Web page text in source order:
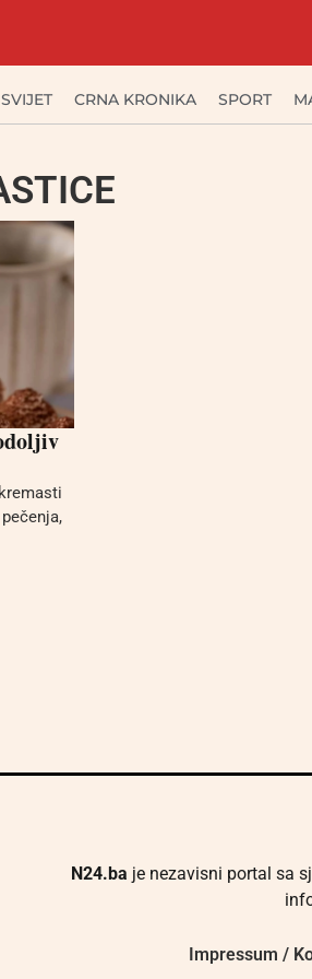
SVIJET CRNA KRONIKA SPORT
N24.ba je nezavisni portal sa
Impressum /